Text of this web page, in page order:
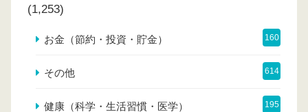
(1,253)
お金（節約・投資・貯金） 160
その他 614
健康（科学・生活習慣・医学） 195